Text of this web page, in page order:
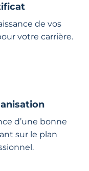
de vos
votre carrière.
d’une bonne
sur le plan